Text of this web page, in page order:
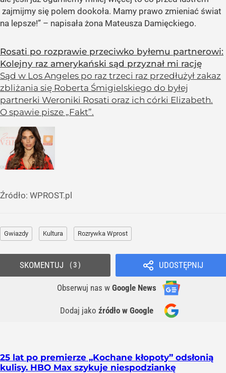
zajmijmy się polem dookoła. Mamy prawo zmieniać świat
na lepsze!” – napisała żona Mateusza Damięckiego.
Rosati po rozprawie przeciwko byłemu partnerowi:
Kolejny raz amerykański sąd przyznał mi rację
Sąd w Los Angeles po raz trzeci raz przedłużył zakaz
zbliżania się Roberta Śmigielskiego do byłej
partnerki Weroniki Rosati oraz ich córki Elizabeth.
O spawie pisze „Fakt”.
Źródło: WPROST.pl
Gwiazdy Kultura Rozrywka Wprost
UDOSTĘPNIJ
Obserwuj nas w Google News
Dodaj jako źródło w Google
SKOMENTUJ 3
25 lat po premierze „Kochane kłopoty” odsłonią
kulisy. HBO Max szykuje niespodziankę